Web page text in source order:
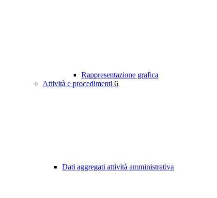
Rappresentazione grafica
Attività e procedimenti 6
Dati aggregati attività amministrativa